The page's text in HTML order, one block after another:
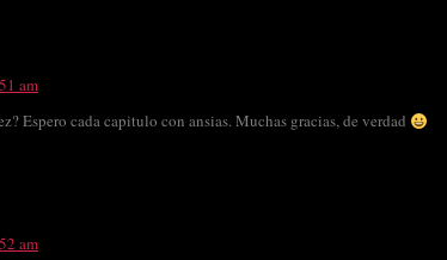
am
Espero cada capitulo con ansias. Muchas gracias, de verdad
am